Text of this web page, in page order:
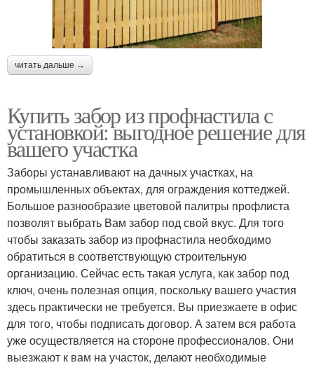
читать дальше →
Купить забор из профнастила с
установкой: выгодное решение для
вашего участка
Заборы устанавливают на дачных участках, на
промышленных объектах, для ограждения коттеджей.
Большое разнообразие цветовой палитры профлиста
позволят выбрать Вам забор под свой вкус. Для того
чтобы заказать забор из профнастила необходимо
обратиться в соответствующую строительную
организацию. Сейчас есть такая услуга, как забор под
ключ, очень полезная опция, поскольку вашего участия
здесь практически не требуется. Вы приезжаете в офис
для того, чтобы подписать договор. А затем вся работа
уже осуществляется на стороне профессионалов. Они
выезжают к вам на участок, делают необходимые